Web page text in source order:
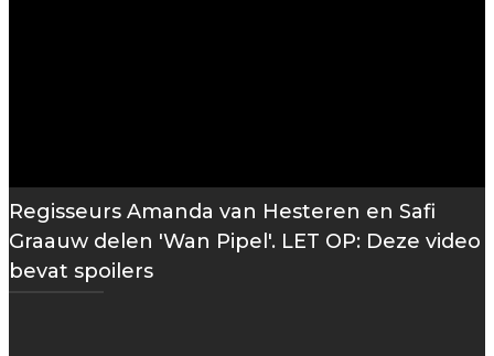
Regisseurs Amanda van Hesteren en Safi
Graauw delen 'Wan Pipel'. LET OP: Deze video
bevat spoilers